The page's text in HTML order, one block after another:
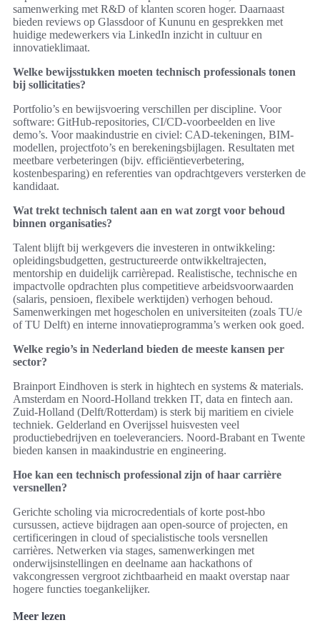
samenwerking met R&D of klanten scoren hoger. Daarnaast
bieden reviews op Glassdoor of Kununu en gesprekken met
huidige medewerkers via LinkedIn inzicht in cultuur en
innovatieklimaat.
Welke bewijsstukken moeten technisch professionals tonen
bij sollicitaties?
Portfolio’s en bewijsvoering verschillen per discipline. Voor
software: GitHub-repositories, CI/CD-voorbeelden en live
demo’s. Voor maakindustrie en civiel: CAD-tekeningen, BIM-
modellen, projectfoto’s en berekeningsbijlagen. Resultaten met
meetbare verbeteringen (bijv. efficiëntieverbetering,
kostenbesparing) en referenties van opdrachtgevers versterken de
kandidaat.
Wat trekt technisch talent aan en wat zorgt voor behoud
binnen organisaties?
Talent blijft bij werkgevers die investeren in ontwikkeling:
opleidingsbudgetten, gestructureerde ontwikkeltrajecten,
mentorship en duidelijk carrièrepad. Realistische, technische en
impactvolle opdrachten plus competitieve arbeidsvoorwaarden
(salaris, pensioen, flexibele werktijden) verhogen behoud.
Samenwerkingen met hogescholen en universiteiten (zoals TU/e
of TU Delft) en interne innovatieprogramma’s werken ook goed.
Welke regio’s in Nederland bieden de meeste kansen per
sector?
Brainport Eindhoven is sterk in hightech en systems & materials.
Amsterdam en Noord-Holland trekken IT, data en fintech aan.
Zuid-Holland (Delft/Rotterdam) is sterk bij maritiem en civiele
techniek. Gelderland en Overijssel huisvesten veel
productiebedrijven en toeleveranciers. Noord-Brabant en Twente
bieden kansen in maakindustrie en engineering.
Hoe kan een technisch professional zijn of haar carrière
versnellen?
Gerichte scholing via microcredentials of korte post-hbo
cursussen, actieve bijdragen aan open-source of projecten, en
certificeringen in cloud of specialistische tools versnellen
carrières. Netwerken via stages, samenwerkingen met
onderwijsinstellingen en deelname aan hackathons of
vakcongressen vergroot zichtbaarheid en maakt overstap naar
hogere functies toegankelijker.
Meer lezen